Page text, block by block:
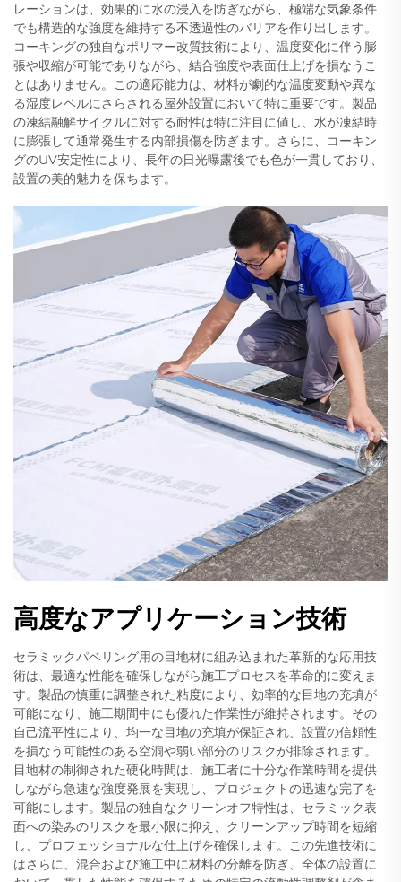
レーションは、効果的に水の浸入を防ぎながら、極端な気象条件
でも構造的な強度を維持する不透過性のバリアを作り出します。
コーキングの独自なポリマー改質技術により、温度変化に伴う膨
張や収縮が可能でありながら、結合強度や表面仕上げを損なうこ
とはありません。この適応能力は、材料が劇的な温度変動や異な
る湿度レベルにさらされる屋外設置において特に重要です。製品
の凍結融解サイクルに対する耐性は特に注目に値し、水が凍結時
に膨張して通常発生する内部損傷を防ぎます。さらに、コーキン
グのUV安定性により、長年の日光曝露後でも色が一貫しており、
設置の美的魅力を保ちます。
高度なアプリケーション技術
セラミックパベリング用の目地材に組み込まれた革新的な応用技
術は、最適な性能を確保しながら施工プロセスを革命的に変えま
す。製品の慎重に調整された粘度により、効率的な目地の充填が
可能になり、施工期間中にも優れた作業性が維持されます。その
自己流平性により、均一な目地の充填が保証され、設置の信頼性
を損なう可能性のある空洞や弱い部分のリスクが排除されます。
目地材の制御された硬化時間は、施工者に十分な作業時間を提供
しながら急速な強度発展を実現し、プロジェクトの迅速な完了を
可能にします。製品の独自なクリーンオフ特性は、セラミック表
面への染みのリスクを最小限に抑え、クリーンアップ時間を短縮
し、プロフェッショナルな仕上げを確保します。この先進技術に
はさらに、混合および施工中に材料の分離を防ぎ、全体の設置に